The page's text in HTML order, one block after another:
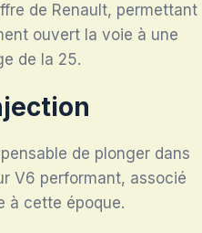
de Renault, permettant
ouvert la voie à une
de la 25.
de plonger dans
V6 performant, associé
à cette époque.